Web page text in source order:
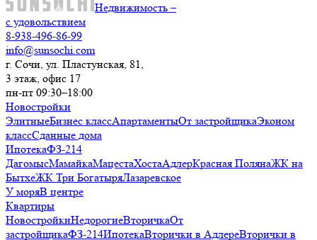
Недвижимость –
с удовольствием
8-938-496-86-99
info@sunsochi.com
г. Сочи, ул. Пластунская, 81,
3 этаж, офис 17
пн-пт 09:30–18:00
Новостройки
ЭлитныеБизнес классАпартаментыОт застройщикаЭконом
классСданные дома
ИпотекаФЗ-214
ДагомысМамайкаМацестаХостаАдлерКрасная ПолянаЖК на
БытхеЖК Три БогатыряЛазаревское
У моряВ центре
Квартиры
НовостройкиНедорогиеВторичкаОт
застройщикаФЗ-214ИпотекаВторички в АдлереВторички в